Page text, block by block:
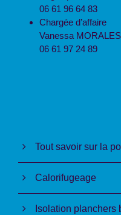
06 61 96 64 83
Chargée d’affaire
Vanessa
06 61 97 24 89
Tout savoir sur la
Calorifugeage
Isolation planchers